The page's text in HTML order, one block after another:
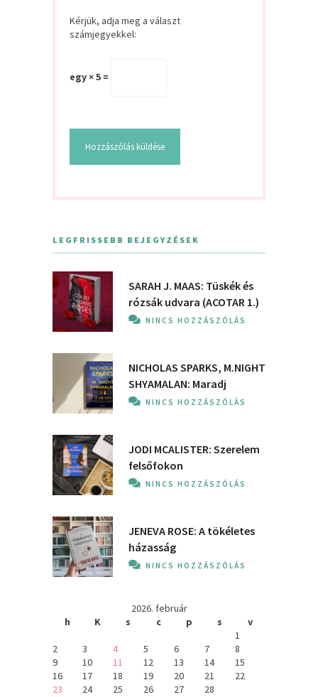
Kérjük, adja meg a választ
számjegyekkel:
egy × 5 =
LEGFRISSEBB BEJEGYZÉSEK
SARAH J. MAAS: Tüskék és
rózsák udvara (ACOTAR 1.)
NINCS HOZZÁSZÓLÁS
NICHOLAS SPARKS, M.NIGHT
SHYAMALAN: Maradj
NINCS HOZZÁSZÓLÁS
JODI MCALISTER: Szerelem
felsőfokon
NINCS HOZZÁSZÓLÁS
JENEVA ROSE: A ​tökéletes
házasság
NINCS HOZZÁSZÓLÁS
2026. február
h
K s c p s
v
1
2
3 4 5 6 7
8
9
10 11 12 13 14
15
16
17 18 19 20 21
22
23
24 25 26 27 28